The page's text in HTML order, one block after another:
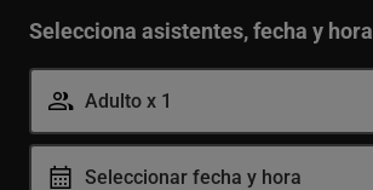
Selecciona asistentes, fecha y hora
Adulto x 1
Seleccionar fecha y hora